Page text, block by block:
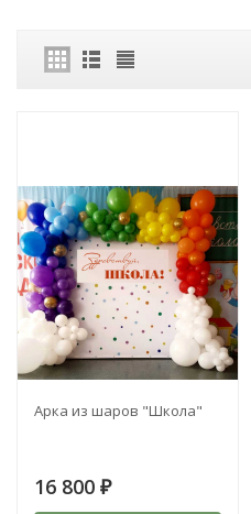
Арка из шаров "Школа"
16 800 ₽